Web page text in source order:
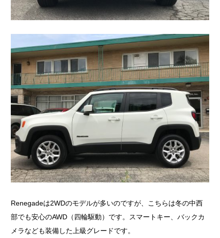
Renegadeは2WDのモデルが多いのですが、こちらは冬の中西
部でも安心のAWD（四輪駆動）です。スマートキー、バックカ
メラなども装備した上級グレードです。